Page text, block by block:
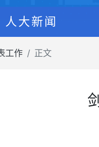
人大新闻
工作 正文